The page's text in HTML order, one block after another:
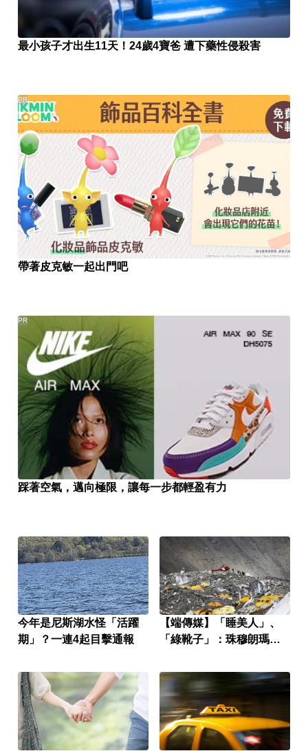
最小孩子才出生11天！24歲4寶爸 遭下藥性侵殺害
帶著皮克敏一起出門吧
PR
踩著空氣，邁向極限，讓每一步都輕盈有力
PR
今年是尼斯湖水怪「活躍
期」？一連4起目擊通報
【端傳媒】「睡美人」、
「綠靴子」：珠穆朗瑪的